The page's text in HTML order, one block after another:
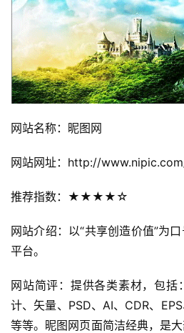
设
计
专
题
资
答
A
I
工
具
网站名称：昵图网
网站网址：http://
推荐指数：★★★★☆
网站介绍：以“共享创造价值”为
平台。
网站简评：提供各类素材，包括
计、矢量、PSD、AI、CDR、
等等。昵图网页面简洁经典，是